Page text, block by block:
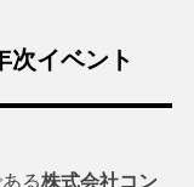
次イベント
る株式会社コン